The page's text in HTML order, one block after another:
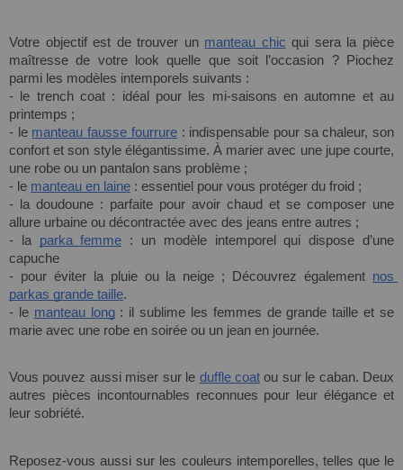
Votre objectif est de trouver un manteau chic qui sera la pièce
maîtresse de votre look quelle que soit l’occasion ? Piochez
parmi les modèles intemporels suivants :
- le trench coat : idéal pour les mi-saisons en automne et au
printemps ;
- le manteau fausse fourrure : indispensable pour sa chaleur, son
confort et son style élégantissime. À marier avec une jupe courte,
une robe ou un pantalon sans problème ;
- le manteau en laine : essentiel pour vous protéger du froid ;
- la doudoune : parfaite pour avoir chaud et se composer une
allure urbaine ou décontractée avec des jeans entre autres ;
- la parka femme : un modèle intemporel qui dispose d’une
capuche
- pour éviter la pluie ou la neige ; Découvrez également nos
parkas grande taille.
- le manteau long : il sublime les femmes de grande taille et se
marie avec une robe en soirée ou un jean en journée.
Vous pouvez aussi miser sur le duffle coat ou sur le caban. Deux
autres pièces incontournables reconnues pour leur élégance et
leur sobriété.
Reposez-vous aussi sur les couleurs